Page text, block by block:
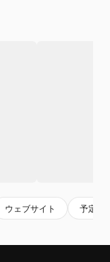
ウェブサイト 予定